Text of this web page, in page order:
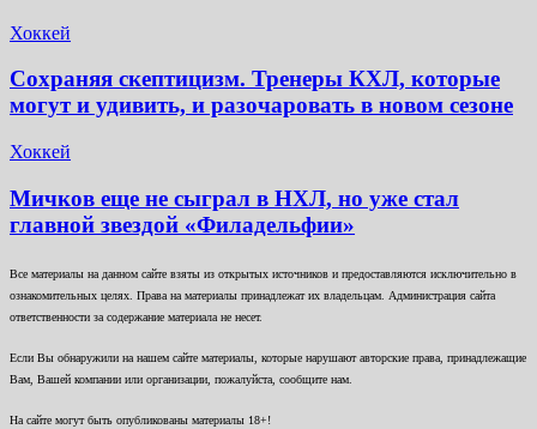
Хоккей
Сохраняя скептицизм. Тренеры КХЛ, которые
могут и удивить, и разочаровать в новом сезоне
Хоккей
Мичков еще не сыграл в НХЛ, но уже стал
главной звездой «Филадельфии»
Все материалы на данном сайте взяты из открытых источников и предоставляются исключительно в
ознакомительных целях. Права на материалы принадлежат их владельцам. Администрация сайта
ответственности за содержание материала не несет.
Если Вы обнаружили на нашем сайте материалы, которые нарушают авторские права, принадлежащие
Вам, Вашей компании или организации, пожалуйста, сообщите нам.
На сайте могут быть опубликованы материалы 18+!